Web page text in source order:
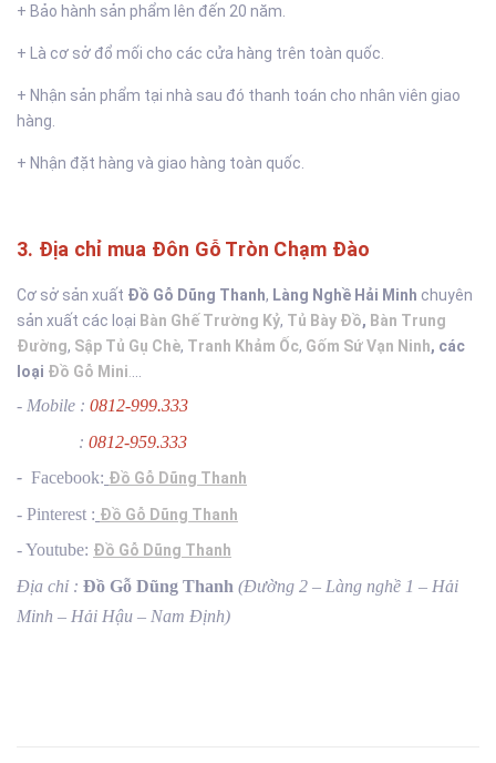
+ Bảo hành sản phẩm lên đến 20 năm.
+ Là cơ sở đổ mối cho các cửa hàng trên toàn quốc.
+ Nhận sản phẩm tại nhà sau đó thanh toán cho nhân viên giao
hàng.
+ Nhận đặt hàng và giao hàng toàn quốc.
3. Địa chỉ mua Đôn Gỗ Tròn Chạm Đào
Cơ sở sản xuất Đồ Gỗ Dũng Thanh, Làng Nghề Hải Minh chuyên
sản xuất các loại Bàn Ghế Trường Kỷ, Tủ Bày Đồ, Bàn Trung
Đường, Sập Tủ Gụ Chè, Tranh Khảm Ốc, Gốm Sứ Vạn Ninh, các
loại Đồ Gỗ Mini
- Mobile : 0812-999.333
: 0812-959.333
- Facebook: Đồ Gỗ Dũng Thanh
- Pinterest : Đồ Gỗ Dũng Thanh
- Youtube: Đồ Gỗ Dũng Thanh
Địa chỉ : Đồ Gỗ Dũng Thanh (Đường 2 – Làng nghề 1 – Hải
Minh – Hải Hậu – Nam Định)